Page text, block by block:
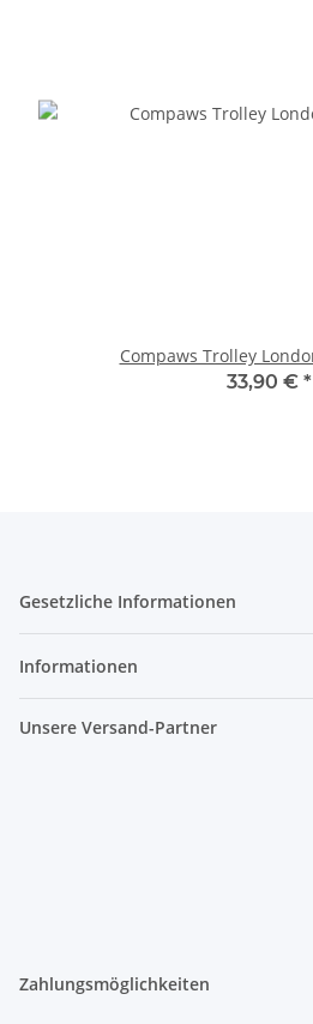
Compaws Trolley
33,90 € *
Gesetzliche Informationen
Informationen
Unsere Versand-Partner
Zahlungsmöglichkeiten